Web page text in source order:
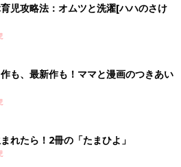
児攻略法：オムツと洗濯[ハハのさけ
も、最新作も！ママと漫画のつきあい
れたら！2冊の「たまひよ」